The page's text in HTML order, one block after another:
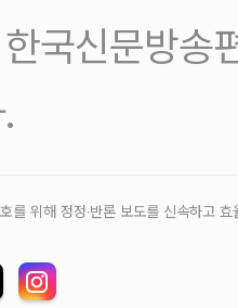
국신문방송
를 위해 정정‧반론 보도를 신속하고